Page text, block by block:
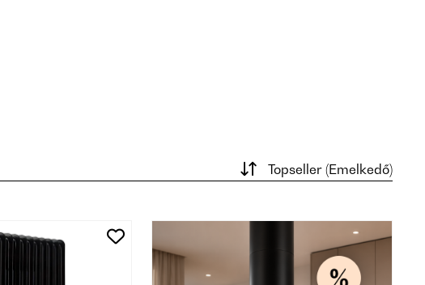
Topseller (Emelkedő)